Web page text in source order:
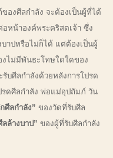
องศีลกำลัง จะต้องเป็นผู้ที่ได้
หน้าองค์พระคริสตเจ้า ซึ่ง
าปหรือไม่ก็ได้ แต่ต้องเป็นผู้
ไม่มีพันธะโทษใดใดของ
บศีลกำลังด้วยหลังการโปรด
รดศีลกำลัง พ่อแม่อุปถัมภ์ วัน
ศีลกำลัง” ของวัดที่รับศีล
ล้างบาป” ของผู้ที่รับศีลกำลัง